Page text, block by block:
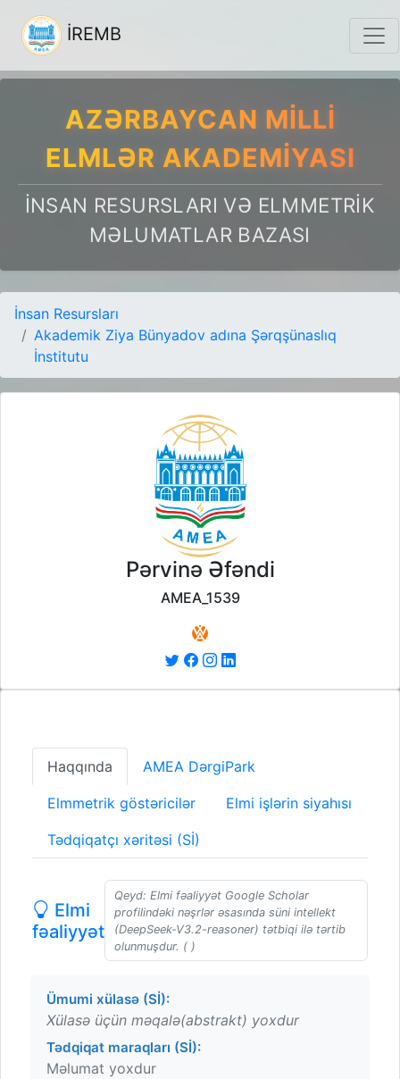
İREMB
AZƏRBAYCAN MILLI
ELMLƏR AKADEMIYASI
İNSAN RESURSLARI VƏ ELMMETRIK
MƏLUMATLAR BAZASI
İnsan Resursları
Akademik Ziya Bünyadov adına Şərqşünaslıq
İnstitutu
Pərvinə Əfəndi
AMEA_1539
Haqqında AMEA DərgiPark
Elmmetrik göstəricilər Elmi işlərin siyahısı
Tədqiqatçı xəritəsi (Sİ)
Elmi
fəaliyyət
Qeyd: Elmi fəaliyyət Google Scholar
profilindəki nəşrlər əsasında süni intellekt
(DeepSeek-V3.2-reasoner) tətbiqi ilə tərtib
olunmuşdur. ( )
Ümumi xülasə (Sİ):
Xülasə üçün məqalə(abstrakt) yoxdur
Tədqiqat maraqları (Sİ):
Məlumat yoxdur